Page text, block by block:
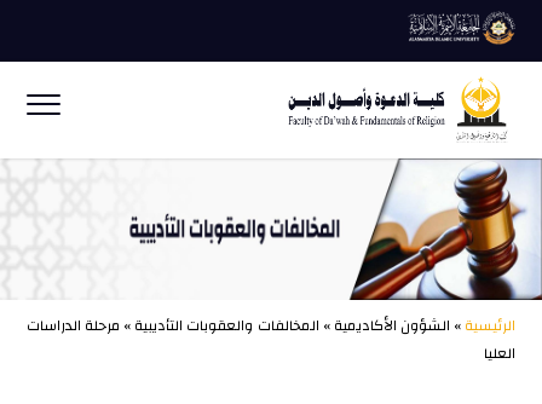
الرئيسية» الشؤون الأكاديمية » المخالفات والعقوبات التأديبية » مرحلة الدراسات
العليا